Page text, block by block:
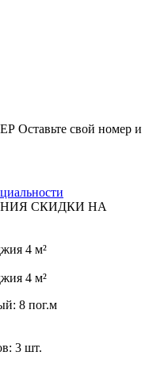
Оставьте свой номер и
СКИДКИ НА
4 м²
4 м²
8 пог.м
3 шт.